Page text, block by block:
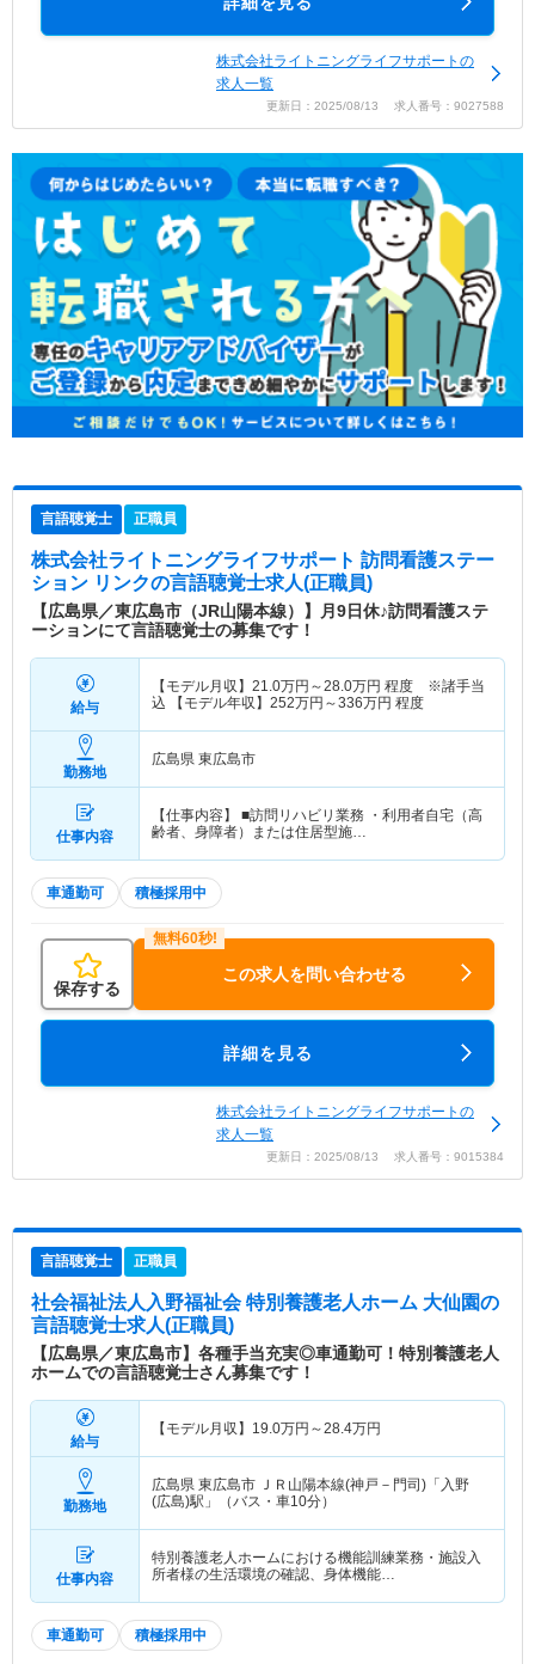
株式会社ライトニングライフサポートの
求人一覧
更新日：2025/08/13 求人番号：9027588
言語聴覚士 正職員
株式会社ライトニングライフサポート 訪問看護ステー
ション リンクの言語聴覚士求人(正職員)
【広島県／東広島市（JR山陽本線）】月9日休♪訪問看護ステ
ーションにて言語聴覚士の募集です！
給与
【モデル月収】 21.0万円～28.0万円 程度 ※諸手当
込 【モデル年収】 252万円～336万円 程度
勤務地
広島県 東広島市
仕事内容
【仕事内容】 ■訪問リハビリ業務 ・利用者自宅（高
齢者、身障者）または住居型施…
車通勤可 積極採用中
保存する
この求人を問い合わせる
詳細を見る
株式会社ライトニングライフサポートの
求人一覧
更新日：2025/08/13 求人番号：9015384
言語聴覚士 正職員
社会福祉法人入野福祉会 特別養護老人ホーム 大仙園の
言語聴覚士求人(正職員)
【広島県／東広島市】各種手当充実◎車通勤可！特別養護老人
ホームでの言語聴覚士さん募集です！
給与
【モデル月収】 19.0万円～28.4万円
勤務地
広島県 東広島市 ＪＲ山陽本線(神戸－門司)「入野
(広島)駅」（バス・車10分）
仕事内容
特別養護老人ホームにおける機能訓練業務・施設入
所者様の生活環境の確認、身体機能…
車通勤可 積極採用中